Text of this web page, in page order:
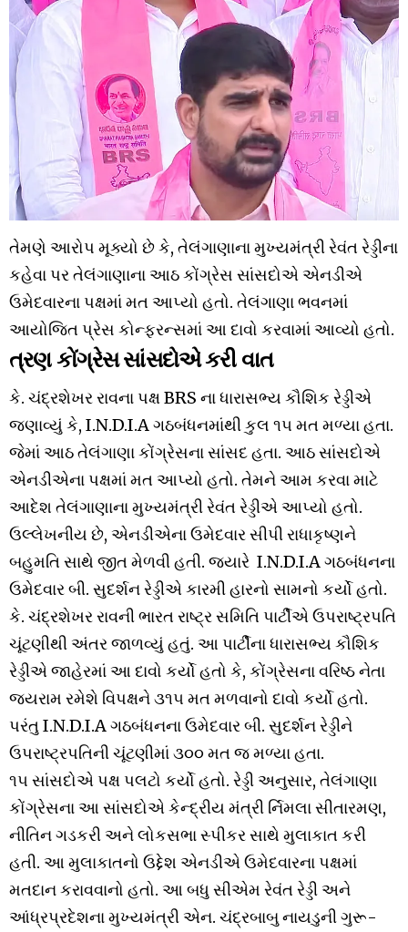
તેમણે આરોપ મૂક્યો છે કે, તેલંગાણાના મુખ્યમંત્રી રેવંત રેડ્ડીના
કહેવા પર તેલંગાણાના આઠ કોંગ્રેસ સાંસદોએ એનડીએ
ઉમેદવારના પક્ષમાં મત આપ્યો હતો. તેલંગાણા ભવનમાં
આયોજિત પ્રેસ કોન્ફરન્સમાં આ દાવો કરવામાં આવ્યો હતો.
ત્રણ કોંગ્રેસ સાંસદોએ કરી વાત
કે. ચંદ્રશેખર રાવના પક્ષ BRS ના ધારાસભ્ય કૌશિક રેડ્ડીએ
જણાવ્યું કે, I.N.D.I.A ગઠબંધનમાંથી કુલ ૧૫ મત મળ્યા હતા.
જેમાં આઠ તેલંગાણા કોંગ્રેસના સાંસદ હતા. આઠ સાંસદોએ
એનડીએના પક્ષમાં મત આપ્યો હતો. તેમને આમ કરવા માટે
આદેશ તેલંગાણાના મુખ્યમંત્રી રેવંત રેડ્ડીએ આપ્યો હતો.
ઉલ્લેખનીય છે, એનડીએના ઉમેદવાર સીપી રાધાકૃષ્ણને
બહુમતિ સાથે જીત મેળવી હતી. જ્યારે I.N.D.I.A ગઠબંધનના
ઉમેદવાર બી. સુદર્શન રેડ્ડીએ કારમી હારનો સામનો કર્યો હતો.
કે. ચંદ્રશેખર રાવની ભારત રાષ્ટ્ર સમિતિ પાર્ટીએ ઉપરાષ્ટ્રપતિ
ચૂંટણીથી અંતર જાળવ્યું હતું. આ પાર્ટીના ધારાસભ્ય કૌશિક
રેડ્ડીએ જાહેરમાં આ દાવો કર્યો હતો કે, કોંગ્રેસના વરિષ્ઠ નેતા
જયરામ રમેશે વિપક્ષને ૩૧૫ મત મળવાનો દાવો કર્યો હતો.
પરંતુ I.N.D.I.A ગઠબંધનના ઉમેદવાર બી. સુદર્શન રેડ્ડીને
ઉપરાષ્ટ્રપતિની ચૂંટણીમાં ૩૦૦ મત જ મળ્યા હતા.
૧૫ સાંસદોએ પક્ષ પલટો કર્યો હતો. રેડ્ડી અનુસાર, તેલંગાણા
કોંગ્રેસના આ સાંસદોએ કેન્દ્રીય મંત્રી ર્નિમલા સીતારમણ,
નીતિન ગડકરી અને લોકસભા સ્પીકર સાથે મુલાકાત કરી
હતી. આ મુલાકાતનો ઉદ્દેશ એનડીએ ઉમેદવારના પક્ષમાં
મતદાન કરાવવાનો હતો. આ બધુ સીએમ રેવંત રેડ્ડી અને
આંધ્રપ્રદેશના મુખ્યમંત્રી એન. ચંદ્રબાબુ નાયડુની ગુરૂ-